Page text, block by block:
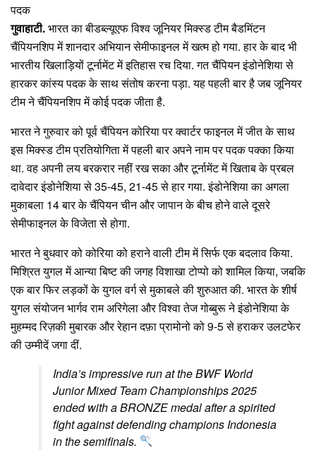
पदक
गुवाहाटी.भारत का बीडब्ल्यूएफ विश्व जूनियर मिक्स्ड टीम बैडमिंटन
चैंपियनशिप में शानदार अभियान सेमीफाइनल में खत्म हो गया. हार के बाद भी
भारतीय खिलाड़ियों टूर्नामेंट में इतिहास रच दिया. गत चैंपियन इंडोनेशिया से
हारकर कांस्य पदक के साथ संतोष करना पड़ा. यह पहली बार है जब जूनियर
टीम ने चैंपियनशिप में कोई पदक जीता है.
भारत ने गुरुवार को पूर्व चैंपियन कोरिया पर क्वार्टर फाइनल में जीत के साथ
इस मिक्स्ड टीम प्रतियोगिता में पहली बार अपने नाम पर पदक पक्का किया
था. वह अपनी लय बरकरार नहीं रख सका और टूर्नामेंट में खिताब के प्रबल
दावेदार इंडोनेशिया से 35-45, 21-45 से हार गया. इंडोनेशिया का अगला
मुकाबला 14 बार के चैंपियन चीन और जापान के बीच होने वाले दूसरे
सेमीफाइनल के विजेता से होगा.
भारत ने बुधवार को कोरिया को हराने वाली टीम में सिर्फ एक बदलाव किया.
मिश्रित युगल में आन्या बिष्ट की जगह विशाखा टोप्पो को शामिल किया, जबकि
एक बार फिर लड़कों के युगल वर्ग से मुकाबले की शुरुआत की. भारत के शीर्ष
युगल संयोजन भार्गव राम अरिगेला और विश्वा तेज गोब्बुरू ने इंडोनेशिया के
मुहम्मद रिज़की मुबारक और रेहान दफ़ा प्रामोनो को 9-5 से हराकर उलटफेर
की उम्मीदें जगा दीं.
India’s impressive run at the BWF World
Junior Mixed Team Championships 2025
ended with a BRONZE medal after a spirited
fight against defending champions Indonesia
in the semifinals.